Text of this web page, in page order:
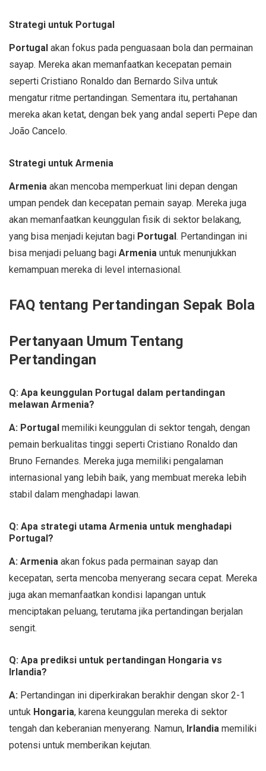
Strategi untuk Portugal
Portugal akan fokus pada penguasaan bola dan permainan
sayap. Mereka akan memanfaatkan kecepatan pemain
seperti Cristiano Ronaldo dan Bernardo Silva untuk
mengatur ritme pertandingan. Sementara itu, pertahanan
mereka akan ketat, dengan bek yang andal seperti Pepe dan
João Cancelo.
Strategi untuk Armenia
Armenia akan mencoba memperkuat lini depan dengan
umpan pendek dan kecepatan pemain sayap. Mereka juga
akan memanfaatkan keunggulan fisik di sektor belakang,
yang bisa menjadi kejutan bagi Portugal. Pertandingan ini
bisa menjadi peluang bagi Armenia untuk menunjukkan
kemampuan mereka di level internasional.
FAQ tentang Pertandingan Sepak Bola
Pertanyaan Umum Tentang
Pertandingan
Q: Apa keunggulan Portugal dalam pertandingan
melawan Armenia?
A: Portugal memiliki keunggulan di sektor tengah, dengan
pemain berkualitas tinggi seperti Cristiano Ronaldo dan
Bruno Fernandes. Mereka juga memiliki pengalaman
internasional yang lebih baik, yang membuat mereka lebih
stabil dalam menghadapi lawan.
Q: Apa strategi utama Armenia untuk menghadapi
Portugal?
A: Armenia akan fokus pada permainan sayap dan
kecepatan, serta mencoba menyerang secara cepat. Mereka
juga akan memanfaatkan kondisi lapangan untuk
menciptakan peluang, terutama jika pertandingan berjalan
sengit.
Q: Apa prediksi untuk pertandingan Hongaria vs
Irlandia?
A: Pertandingan ini diperkirakan berakhir dengan skor 2-1
untuk Hongaria, karena keunggulan mereka di sektor
tengah dan keberanian menyerang. Namun, Irlandia memiliki
potensi untuk memberikan kejutan.